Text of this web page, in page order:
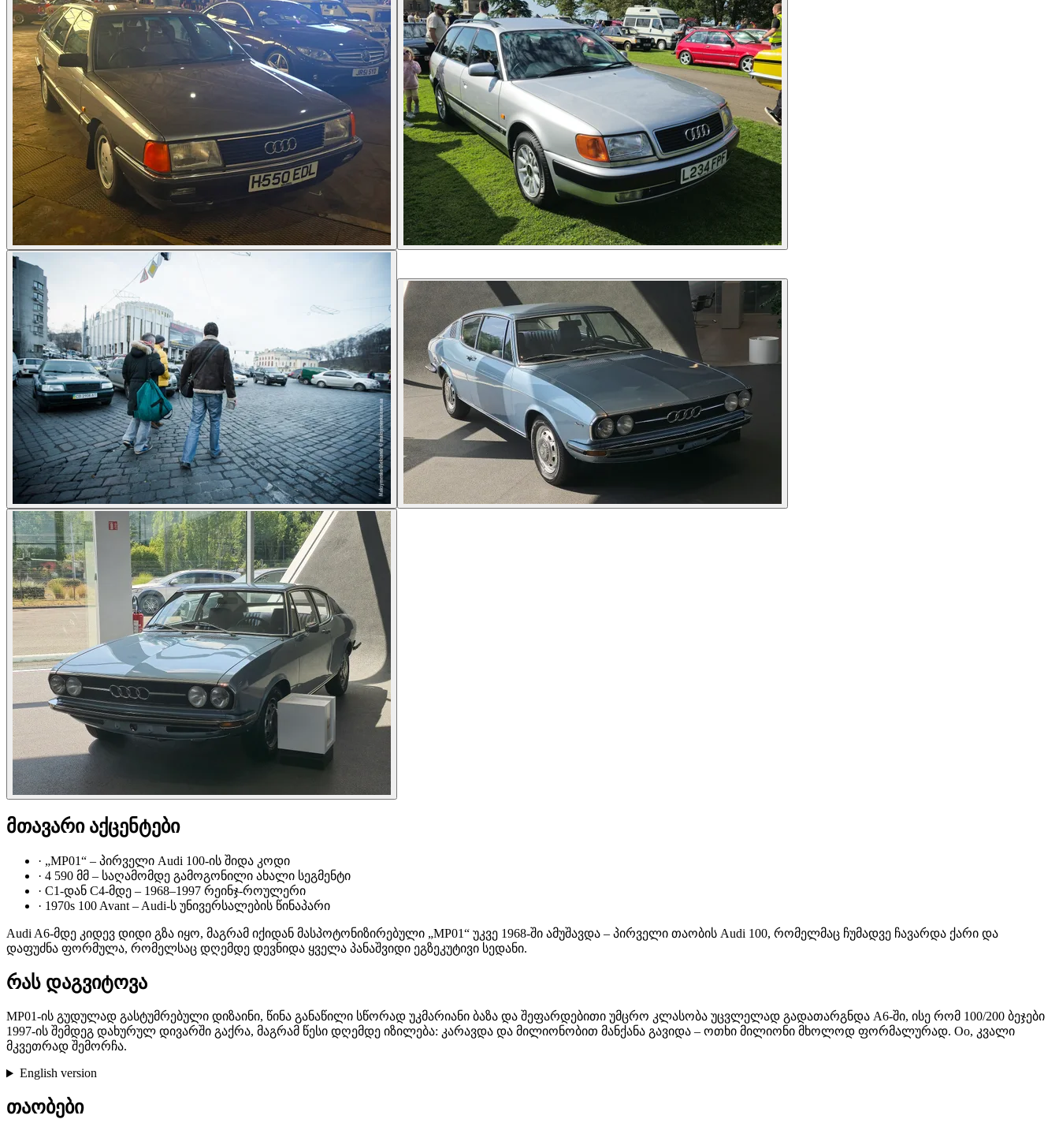
მთავარი აქცენტები
· „MP01“ – პირველი Audi 100-ის შიდა კოდი
· 4 590 მმ – საღამომდე გამოგონილი ახალი სეგმენტი
· C1-დან C4-მდე – 1968–1997 რეინჯ-როულერი
· 1970s 100 Avant – Audi-ს უნივერსალების წინაპარი
Audi A6-მდე კიდევ დიდი გზა იყო, მაგრამ იქიდან მასპოტონიზირებული „MP01“ უკვე 1968-ში ამუშავდა – პირველი თაობის Audi 100, რომელმაც ჩუმადვე ჩავარდა ქარი და
დაფუძნა ფორმულა, რომელსაც დღემდე დევნიდა ყველა პანაშვიდი ეგზეკუტივი სედანი.
რას დაგვიტოვა
MP01-ის გუდულად გასტუმრებული დიზაინი, წინა განაწილი სწორად უკმარიანი ბაზა და შეფარდებითი უმცრო კლასობა უცვლელად გადათარგნდა A6-ში, ისე რომ 100/200 ბეჯები
1997-ის შემდეგ დახურულ დივარში გაქრა, მაგრამ წესი დღემდე იზილება: კარავდა და მილიონობით მანქანა გავიდა – ოთხი მილიონი მხოლოდ ფორმალურად. Oo, კვალი
მკვეთრად შემორჩა.
English version
თაობები